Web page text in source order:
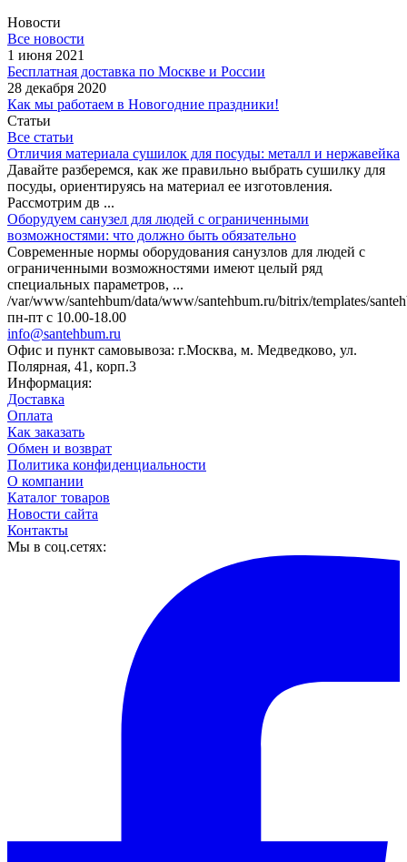
Новости
Все новости
1 июня 2021
Бесплатная доставка по Москве и России
28 декабря 2020
Как мы работаем в Новогодние праздники!
Статьи
Все статьи
Отличия материала сушилок для посуды: металл и нержавейка
Давайте разберемся, как же правильно выбрать сушилку для
посуды, ориентируясь на материал ее изготовления.
Рассмотрим дв ...
Оборудуем санузел для людей с ограниченными
возможностями: что должно быть обязательно
Современные нормы оборудования санузлов для людей с
ограниченными возможностями имеют целый ряд
специальных параметров, ...
/var/www/santehbum/data/www/santehbum.ru/bitrix/templates/
пн-пт с 10.00-18.00
info@santehbum.ru
Офис и пункт самовывоза: г.Москва, м. Медведково, ул.
Полярная, 41, корп.3
Информация:
Доставка
Оплата
Как заказать
Обмен и возврат
Политика конфиденциальности
О компании
Каталог товаров
Новости сайта
Контакты
Мы в соц.сетях: